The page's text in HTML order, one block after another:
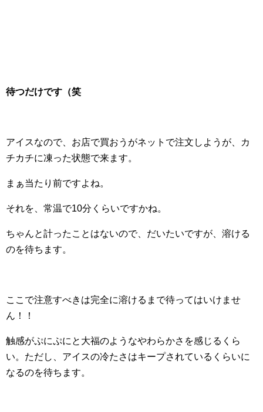
待つだけです（笑
アイスなので、お店で買おうがネットで注文しようが、カ
チカチに凍った状態で来ます。
まぁ当たり前ですよね。
それを、常温で10分くらいですかね。
ちゃんと計ったことはないので、だいたいですが、溶ける
のを待ちます。
ここで注意すべきは完全に溶けるまで待ってはいけませ
ん！！
触感がぷにぷにと大福のようなやわらかさを感じるくら
い。ただし、アイスの冷たさはキープされているくらいに
なるのを待ちます。